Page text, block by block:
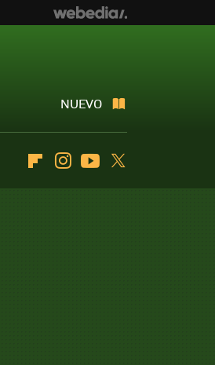
NUEVO
FlipboardInstagramYoutube